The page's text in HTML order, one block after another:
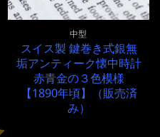
中型
スイス製 鍵巻き式銀無
垢アンティーク懐中時計
赤青金の３色模様
【1890年頃】（販売済
み）